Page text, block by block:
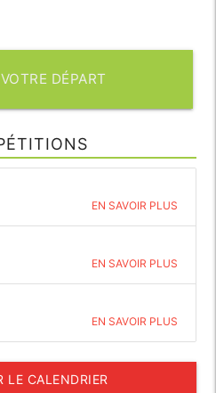
DÉPART
EN SAVOIR PLUS
EN SAVOIR PLUS
EN SAVOIR PLUS
LE CALENDRIER